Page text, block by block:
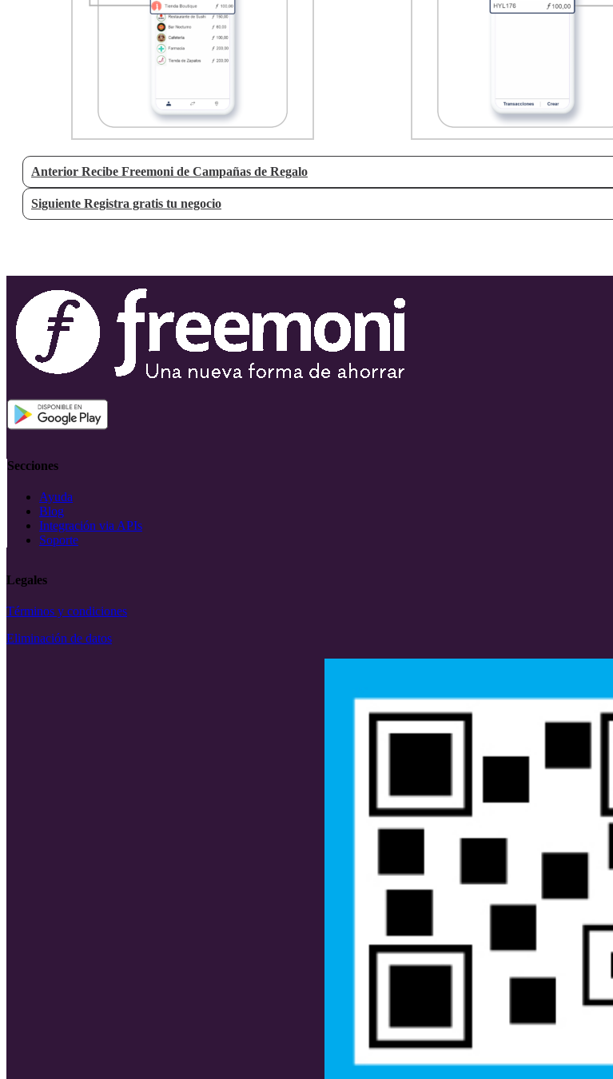
Anterior Recibe Freemoni de Campañas de Regalo
Siguiente Registra gratis tu negocio
Secciones
Ayuda
Blog
Integración via APIs
Soporte
Legales
Términos y condiciones
Eliminación de datos